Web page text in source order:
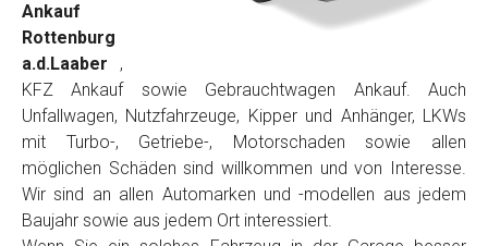
Ankauf
Rottenburg
a.d.Laaber ,
KFZ Ankauf sowie Gebrauchtwagen Ankauf. Auch
Unfallwagen, Nutzfahrzeuge, Kipper und Anhänger, LKWs
mit Turbo-, Getriebe-, Motorschaden sowie allen
möglichen Schäden sind willkommen und von Interesse.
Wir sind an allen Automarken und -modellen aus jedem
Baujahr sowie aus jedem Ort interessiert.